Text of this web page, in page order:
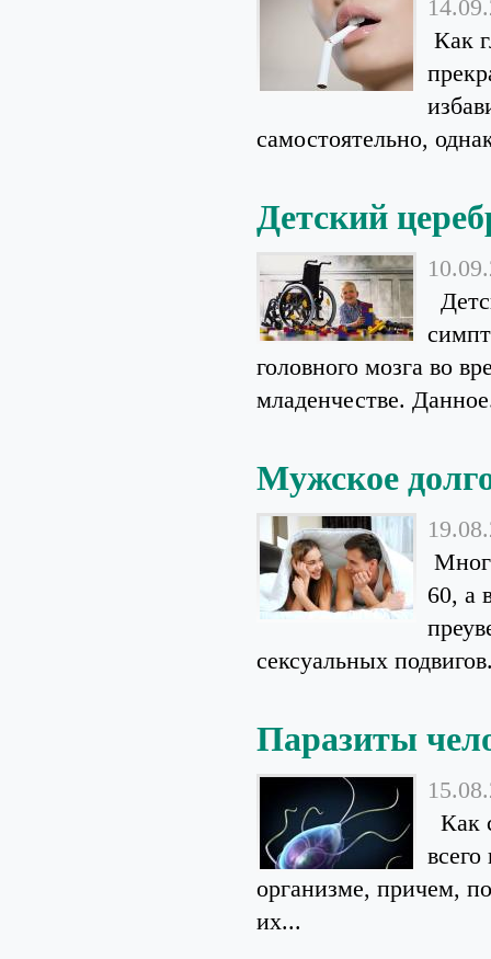
Как
самостоятельно,
Детский
головного мозга во
младенчестве.
Мужское
60, а
сексуальных
Паразиты
Как
организме, причем,
их...